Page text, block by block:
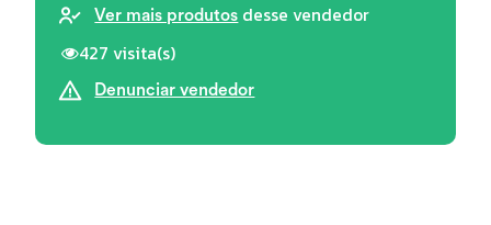
Ver mais produtos desse vendedor
427 visita(s)
Denunciar vendedor